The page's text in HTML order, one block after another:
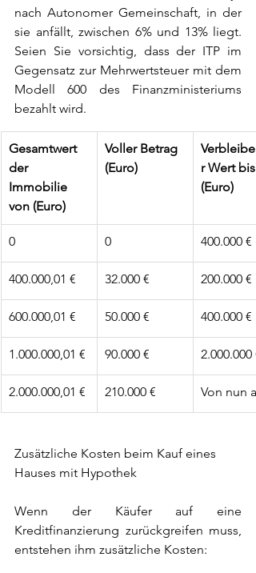
nach Autonomer Gemeinschaft, in der
sie anfällt, zwischen 6% und 13% liegt.
Seien Sie vorsichtig, dass der ITP im
Gegensatz zur Mehrwertsteuer mit dem
Modell 600 des Finanzministeriums
bezahlt wird.
​Gesamtwert
der
Immobilie
von (Euro)
Voller Betrag
(Euro)
r Wert bis
(Euro)
0 0 400.000 €
400.000,01 € 32.000 € 200.000 €
600.000,01 € 50.000 € 400.000 €
1.000.000,01 € 90.000 € 2.000.000 €
2.000.000,01 € 210.000 € Von nun an
Zusätzliche Kosten beim Kauf eines
Hauses mit Hypothek
Wenn der Käufer auf eine
Kreditfinanzierung zurückgreifen muss,
entstehen ihm zusätzliche Kosten: